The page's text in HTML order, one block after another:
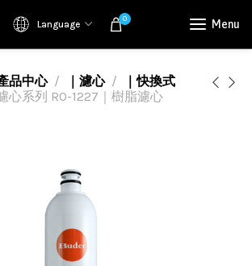
Language 0 Menu
品中心 ｜濾心
｜快換式
心系列 RO-1227｜樹脂濾心